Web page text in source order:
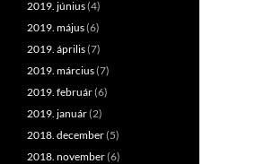
2019. június(4)
2019. május(6)
2019. április(7)
2019. március(7)
2019. február(6)
2019. január(2)
2018. december(5)
2018. november(6)